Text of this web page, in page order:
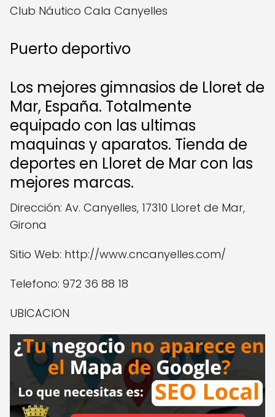
Club Náutico Cala Canyelles
Puerto deportivo
Los mejores gimnasios de Lloret de
Mar, España. Totalmente
equipado con las ultimas
maquinas y aparatos. Tienda de
deportes en Lloret de Mar con las
mejores marcas.
Dirección: Av. Canyelles, 17310 Lloret de Mar,
Girona
Sitio Web: http://www.cncanyelles.com/
Telefono: 972 36 88 18
UBICACION